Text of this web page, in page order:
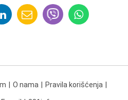
O nama Pravila korišćenja